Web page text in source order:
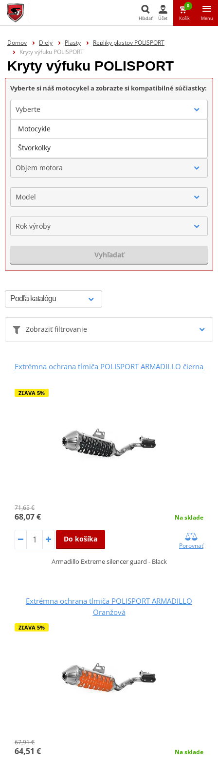
Hľadať Účet
0
Košík Menu
Domov Diely Plasty
Repliky plastov POLISPORT
Kryty výfuku POLISPORT
Kryty výfuku POLISPORT
Vyberte si náš motocykel a zobrazte si kompatibilné súčiastky:
Vyberte
Značka
Objem motora
Model
Rok výroby
Vyhľadať
Zobraziť filtrovanie
Extrémna ochrana tlmiča POLISPORT ARMADILLO čierna
ZĽAVA 5%
71,65 €
68,07 € Na sklade
Do košíka
Porovnať
Armadillo Extreme silencer guard - Black
Extrémna ochrana tlmiča POLISPORT ARMADILLO
Oranžová
ZĽAVA 5%
67,91 €
64,51 € Na sklade
Motocykle
Štvorkolky